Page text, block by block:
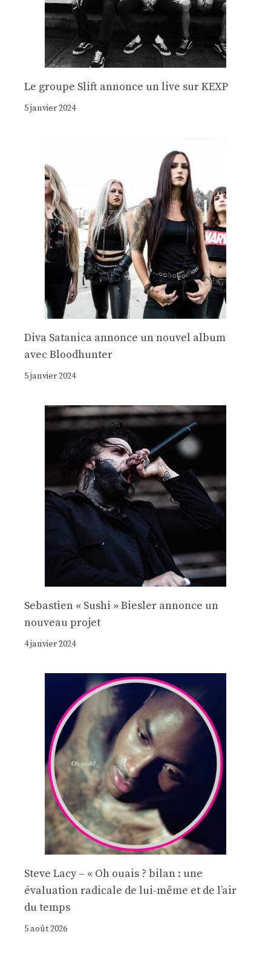
Le groupe Slift annonce un live sur KEXP
5 janvier 2024
Diva Satanica annonce un nouvel album
avec Bloodhunter
5 janvier 2024
Sebastien « Sushi » Biesler annonce un
nouveau projet
4 janvier 2024
Steve Lacy – « Oh ouais ? bilan : une
évaluation radicale de lui-même et de l’air
du temps
5 août 2026